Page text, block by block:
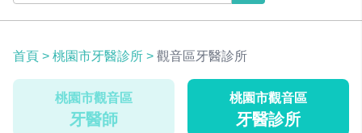
首頁 > 桃園市牙醫診所 > 觀音區牙醫診所
桃園市觀音區
牙醫師
桃園市觀音區
牙醫診所